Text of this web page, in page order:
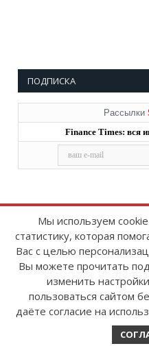
ПОДПИСКА
Рассылки
Finance Times: вся
Copyright
серия Эл №
Мы используем
статистику, которая
Вас с целью
Вы можете прочитать
изменить
пользоваться сайтом
даёте согласие на